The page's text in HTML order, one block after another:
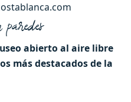
abierto al aire libre
más destacados de la